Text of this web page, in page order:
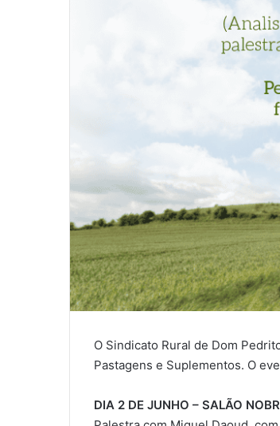
O Sindicato Rural de Dom
Pastagens e Suplementos. O
DIA 2 DE JUNHO – SALÃO